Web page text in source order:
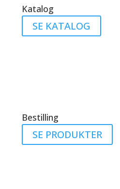
Katalog
SE KATALOG
Bestilling
SE PRODUKTER